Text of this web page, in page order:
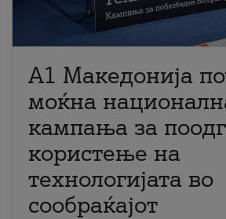
A1 Македонија
моќна
кампања за
користење на
технологијата во
сообраќајот